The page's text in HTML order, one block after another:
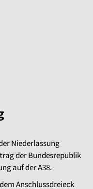
Niederlassung
der Bundesrepublik
auf der A38.
Anschlussdreieck